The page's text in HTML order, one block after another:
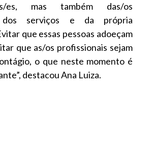
es, mas também das/os
dos serviços e da própria
que essas pessoas adoeçam
que as/os profissionais sejam
o que neste momento é
destacou Ana Luiza.